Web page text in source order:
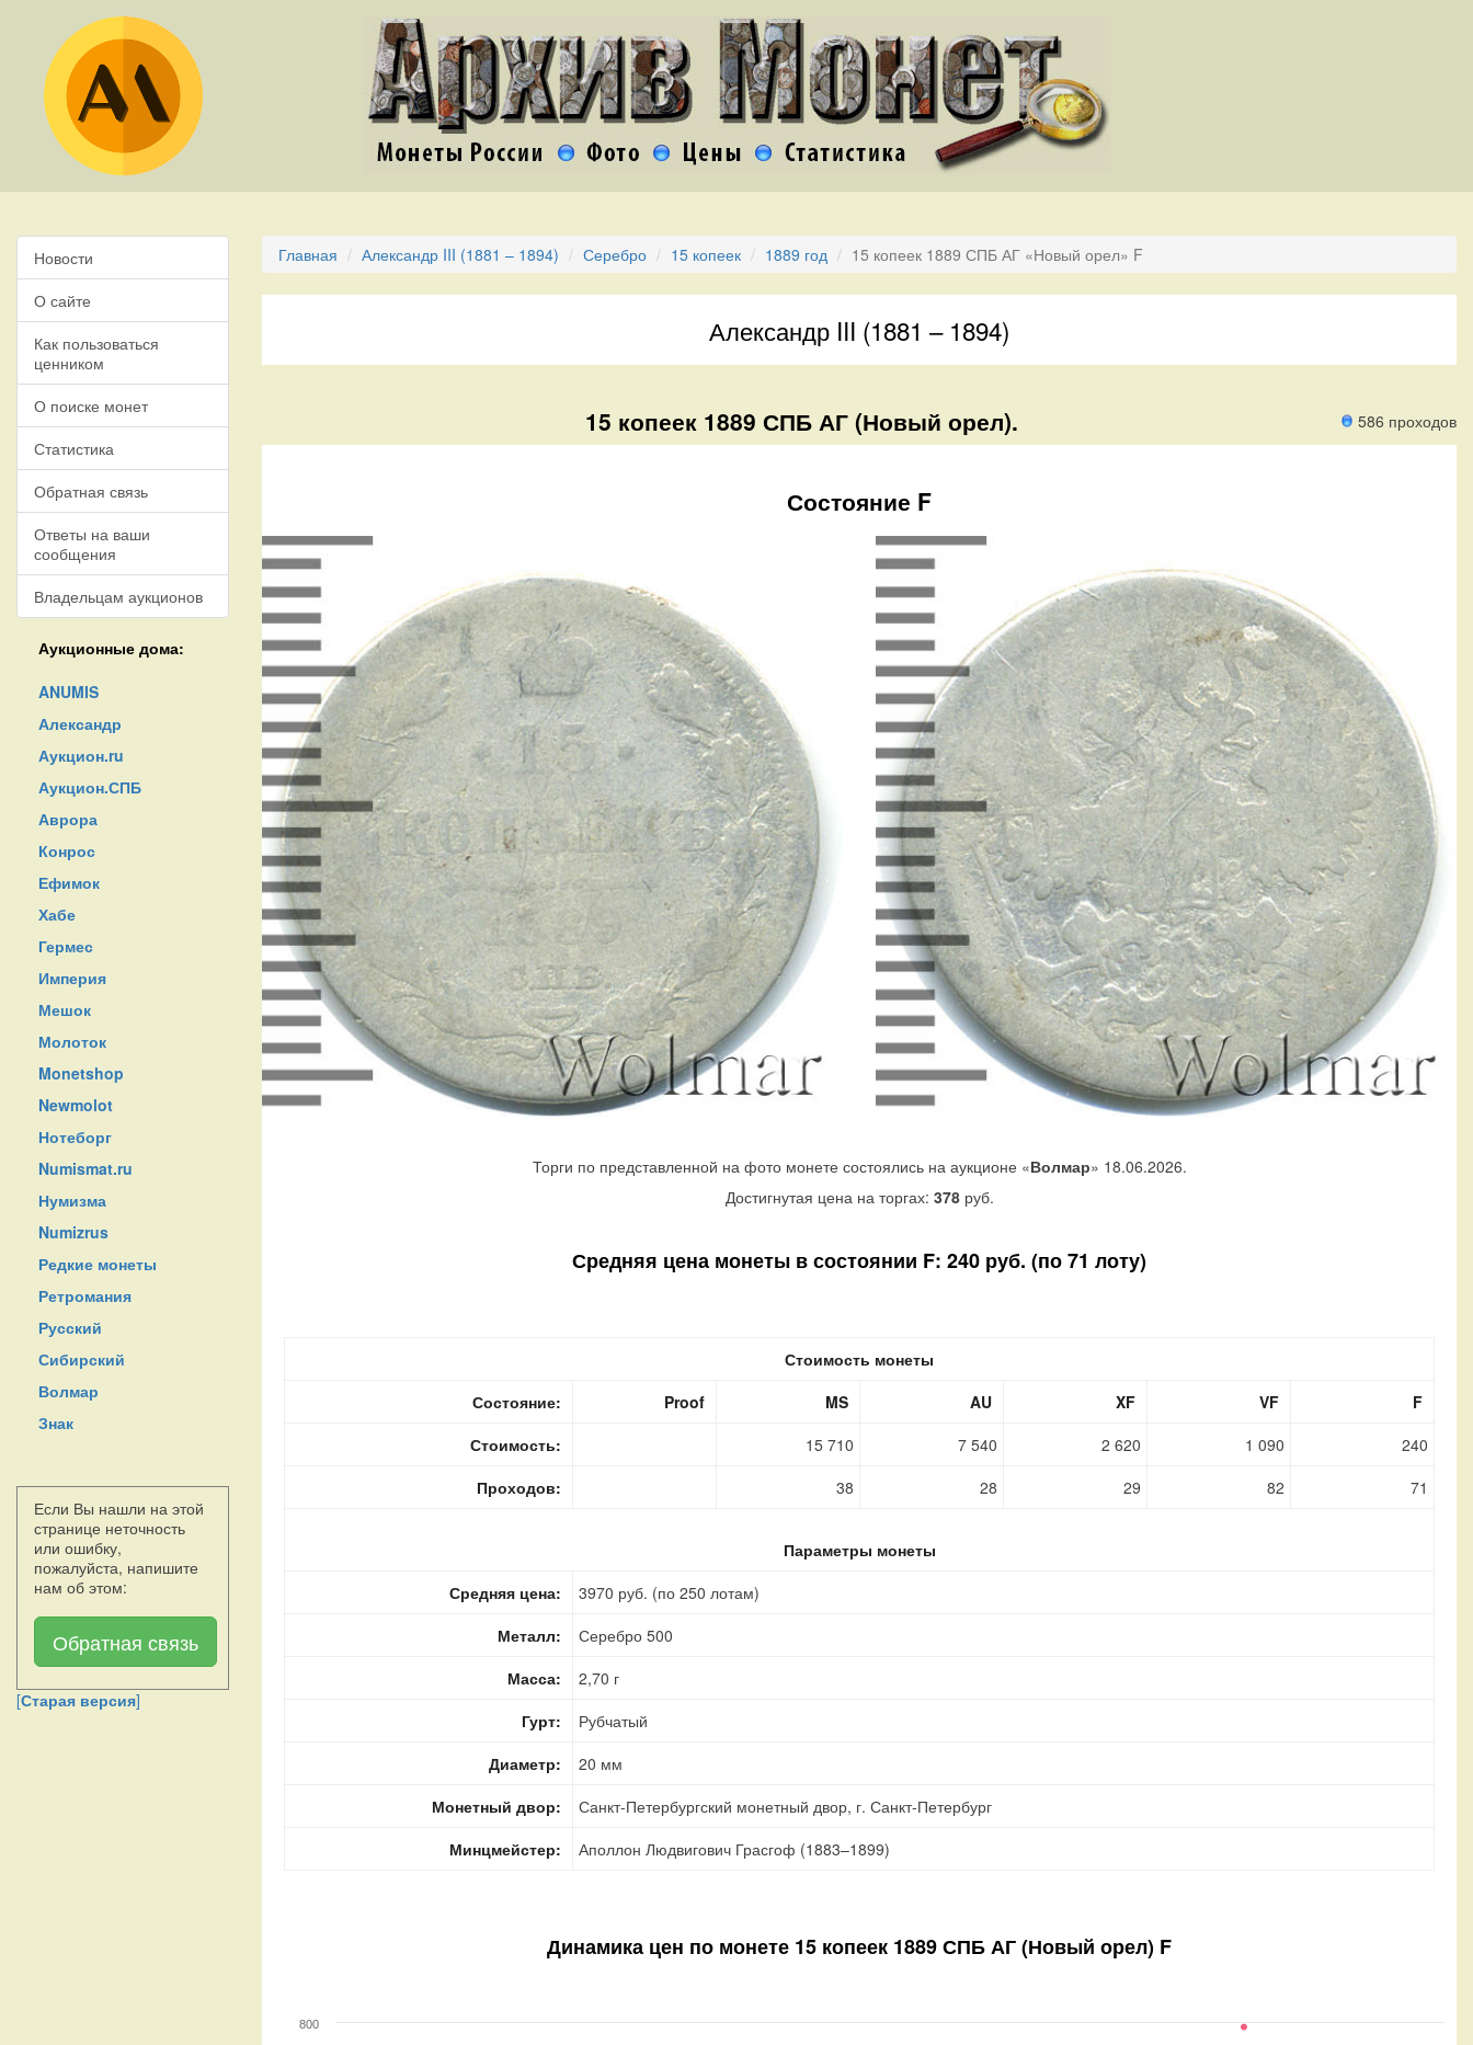
Новости
О сайте
Как пользоваться
ценником
О поиске монет
Статистика
Обратная связь
Ответы на ваши
сообщения
Владельцам аукционов
Аукционные дома:
ANUMIS
Александр
Аукцион.ru
Аукцион.СПБ
Аврора
Конрос
Ефимок
Хабе
Гермес
Империя
Мешок
Молоток
Monetshop
Newmolot
Нотеборг
Numismat.ru
Нумизма
Numizrus
Редкие монеты
Ретромания
Русский
Сибирский
Волмар
Знак
Если Вы нашли на этой
странице неточность
или ошибку,
пожалуйста, напишите
нам об этом:
Обратная связь
[Старая версия]
Главная Александр III (1881 – 1894) Серебро 15 копеек 1889 год 15 копеек 1889 СПБ АГ «Новый орел» F
Александр III (1881 – 1894)
586 проходов
15 копеек 1889 СПБ АГ (Новый орел).
Состояние F
Торги по представленной на фото монете состоялись на аукционе «Волмар» 18.06.2026.
Достигнутая цена на торгах: 378руб.
Средняя цена монеты в состоянии F: 240 руб. (по 71 лоту)
Стоимость монеты
Состояние:
Proof MS AU XF VF
F
Стоимость:
15 710 7 540 2 620 1 090
240
Проходов:
38 28 29 82 71
Параметры монеты
Средняя цена:
3970 руб. (по 250 лотам)
Металл:
Серебро 500
Масса:
2,70 г
Гурт:
Рубчатый
Диаметр:
20 мм
Монетный двор:
Санкт-Петербургский монетный двор, г. Санкт-Петербург
Минцмейстер:
Аполлон Людвигович Грасгоф (1883–1899)
Динамика цен по монете 15 копеек 1889 СПБ АГ (Новый орел) F
800